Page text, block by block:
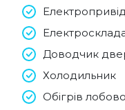
Доводчик
Холодильник
Обігрів